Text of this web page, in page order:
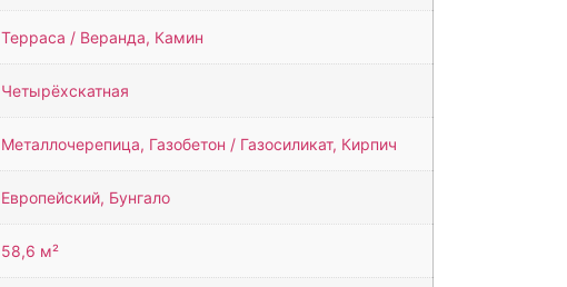
Терраса / Веранда, Камин
Четырёхскатная
Металлочерепица, Газобетон / Газосиликат, Кирпич
Европейский, Бунгало
58,6 м²